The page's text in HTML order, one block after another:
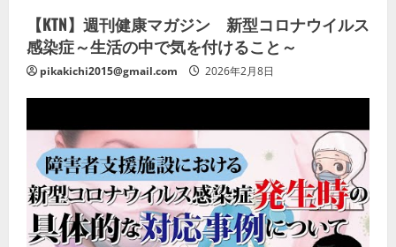
【KTN】週刊健康マガジン 新型コロナウイルス
感染症～生活の中で気を付けること～
pikakichi2015@gmail.com 2026年2月8日